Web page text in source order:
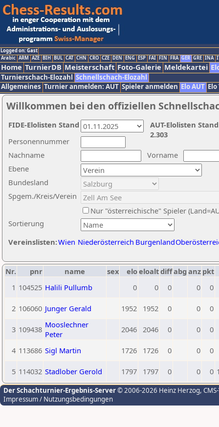
Logged on: Gast
Arabic ARM AZE BIH BUL CAT CHN CRO CZE DEN ENG ESP FAI FIN FRA GER GRE INA
Home TurnierDB Meisterschaft Foto-Galerie Meldekartei
Turnierschach-Elozahl Schnellschach-Elozahl
Allgemeines Turnier anmelden: AUT Spieler anmelden Elo AUT
Willkommen bei den offiziellen
Nachname
Vorname
Ebene
Sortierung
Personennummer
Bundesland
Spgem./Kreis/Verein
Nur "österreichische" Spieler
Vereinslisten:Wien Niederösterreich Burgenland
AUT-Elolisten
2.303
FIDE-Elolisten Stand
Nr. pnr name sex eloeloaltdiffabg anz pkt
1 104525 Halili Pullumb 0 0 0 0 0
2 106060 Junger Gerald 1952 1952 0 0 0
3 109438 Mooslechner
Peter
2046 2046 0 0 0
4 113686 Sigl Martin 1726 1726 0 0 0
5 114032 Stadlober Gerold 1797 1797 0 0 0
Der Schachturnier-Ergebnis-Server© 2006-2026 Heinz Herzog,
Impressum / Nutzungsbedingungen